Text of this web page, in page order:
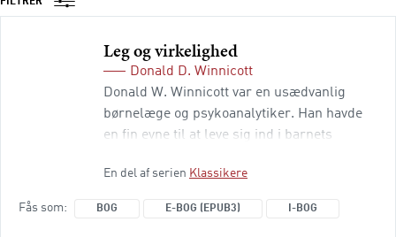
Leg og virkelighed
Donald D. Winnicott
Donald W. Winnicott var en usædvanlig
børnelæge og psykoanalytiker. Han havde
en fin evne til at leve sig ind i barnets
forklare betydningsfulde træk i den tidlige
En del af serien Klassikere
Fås som BOG E-BOG (EPUB3) I-BOG